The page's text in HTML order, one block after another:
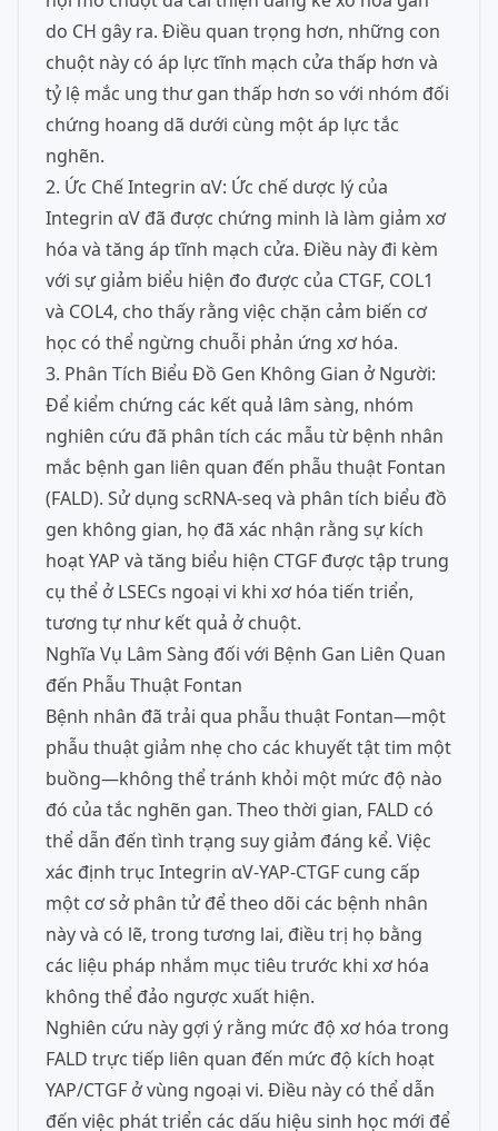
do CH gây ra. Điều quan trọng hơn, những con
chuột này có áp lực tĩnh mạch cửa thấp hơn và
tỷ lệ mắc ung thư gan thấp hơn so với nhóm đối
chứng hoang dã dưới cùng một áp lực tắc
nghẽn.
2. Ức Chế Integrin αV: Ức chế dược lý của
Integrin αV đã được chứng minh là làm giảm xơ
hóa và tăng áp tĩnh mạch cửa. Điều này đi kèm
với sự giảm biểu hiện đo được của CTGF, COL1
và COL4, cho thấy rằng việc chặn cảm biến cơ
học có thể ngừng chuỗi phản ứng xơ hóa.
3. Phân Tích Biểu Đồ Gen Không Gian ở Người:
Để kiểm chứng các kết quả lâm sàng, nhóm
nghiên cứu đã phân tích các mẫu từ bệnh nhân
mắc bệnh gan liên quan đến phẫu thuật Fontan
(FALD). Sử dụng scRNA-seq và phân tích biểu đồ
gen không gian, họ đã xác nhận rằng sự kích
hoạt YAP và tăng biểu hiện CTGF được tập trung
cụ thể ở LSECs ngoại vi khi xơ hóa tiến triển,
tương tự như kết quả ở chuột.
Nghĩa Vụ Lâm Sàng đối với Bệnh Gan Liên Quan
đến Phẫu Thuật Fontan
Bệnh nhân đã trải qua phẫu thuật Fontan—một
phẫu thuật giảm nhẹ cho các khuyết tật tim một
buồng—không thể tránh khỏi một mức độ nào
đó của tắc nghẽn gan. Theo thời gian, FALD có
thể dẫn đến tình trạng suy giảm đáng kể. Việc
xác định trục Integrin αV-YAP-CTGF cung cấp
một cơ sở phân tử để theo dõi các bệnh nhân
này và có lẽ, trong tương lai, điều trị họ bằng
các liệu pháp nhắm mục tiêu trước khi xơ hóa
không thể đảo ngược xuất hiện.
Nghiên cứu này gợi ý rằng mức độ xơ hóa trong
FALD trực tiếp liên quan đến mức độ kích hoạt
YAP/CTGF ở vùng ngoại vi. Điều này có thể dẫn
đến việc phát triển các dấu hiệu sinh học mới để